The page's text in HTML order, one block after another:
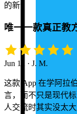
的新语言技能！
唯一一款真正教
Jun 12 · J. M.
这款 App 在学阿拉
言，而不只是现代
人交流时其实没太